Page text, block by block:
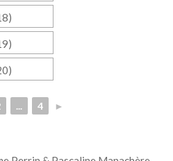
... 4 ►